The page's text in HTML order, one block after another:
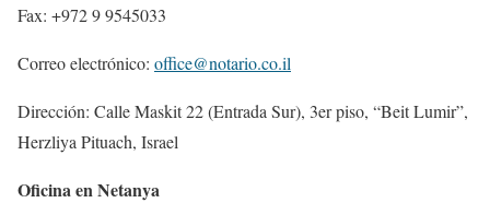
Fax: +972 9 9545033
Correo electrónico: office@notario.co.il
Dirección: Calle Maskit 22 (Entrada Sur), 3er piso, “Beit Lumir”,
Herzliya Pituach, Israel
Oficina en Netanya